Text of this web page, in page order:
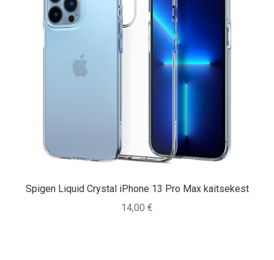
Spigen Liquid Crystal iPhone 13 Pro Max kaitsekest
14,00 €